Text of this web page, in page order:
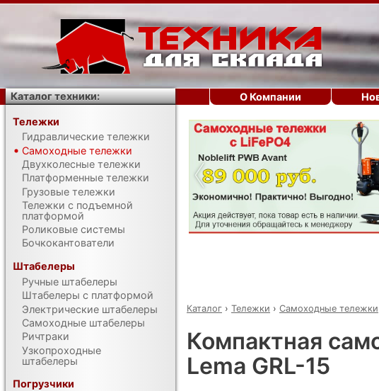
‹
Каталог › Тележки › Самоходные тележки
Компактная
Lema GRL-15
О Компании
Каталог техники:
Тележки
Гидравлические тележки
Самоходные тележки
Двухколесные тележки
Платформенные тележки
Грузовые тележки
Тележки с подъемной
платформой
Роликовые системы
Бочкокантователи
Штабелеры
Ручные штабелеры
Штабелеры с платформой
Электрические штабелеры
Самоходные штабелеры
Ричтраки
Узкопроходные
штабелеры
Погрузчики